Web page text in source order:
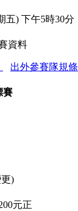
五) 下午5時30分
資料
出外參賽隊規條
賽
)
元正